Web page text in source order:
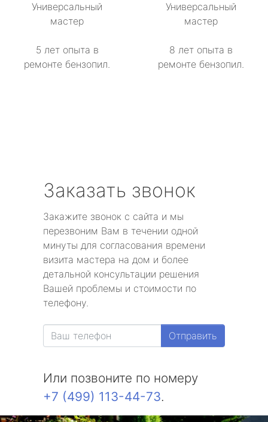
Универсальный
мастер
5 лет опыта в
ремонте бензопил.
Универсальный
мастер
8 лет опыта в
ремонте бензопил.
Заказать звонок
Закажите звонок с сайта и мы
перезвоним Вам в течении одной
минуты для согласования времени
визита мастера на дом и более
детальной консультации решения
Вашей проблемы и стоимости по
телефону.
Отправить
Или позвоните по номеру
+7 (499) 113-44-73.